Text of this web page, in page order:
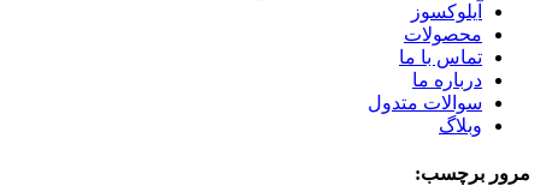
آیلوکسوز
محصولات
تماس با ما
درباره ما
سوالات متدول
وبلاگ
مرور برچسب: